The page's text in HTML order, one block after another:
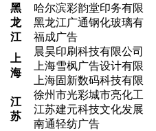
黑
龙
江
哈尔滨彩韵堂印务有限
黑龙江广通钢化玻璃有
福成广告
上
海
晨昊印刷科技有限公司
上海雪枫广告设计有限
上海固新数码科技有限
江
苏
徐州市光彩城市亮化工
江苏建元科技文化发展
南通轻纺广告